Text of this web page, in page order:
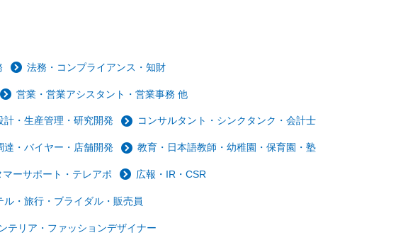
法務・コンプライアンス・知財
営業・営業アシスタント・営業事務 他
計・生産管理・研究開発 コンサルタント・シンクタンク・会計士
達・バイヤー・店舗開発 教育・日本語教師・幼稚園・保育園・塾
ーサポート・テレアポ 広報・IR・CSR
ル・旅行・ブライダル・販売員
テリア・ファッションデザイナー